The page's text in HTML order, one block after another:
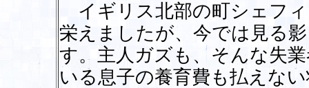
イギリス北部の町シェフ
栄えましたが、今では見る
す。主人ガズも、そんな失
いる息子の養育費も払えな